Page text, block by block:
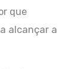
que
alcançar a